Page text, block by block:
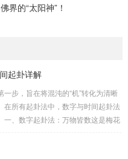
界的“太阳神”！
起卦详解
步，旨在将混沌的“机”转化为清晰
在所有起卦法中，数字与时间起卦法
一、数字起卦法：万物皆数这是梅花